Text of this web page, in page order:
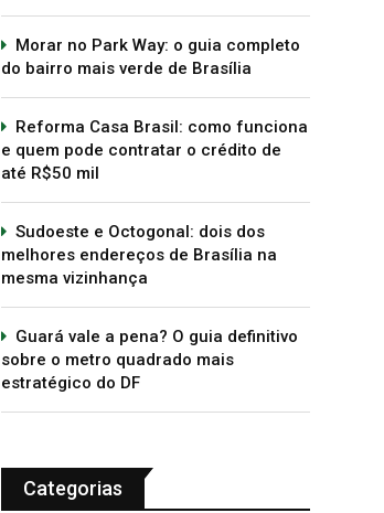
Morar no Park Way: o guia completo
do bairro mais verde de Brasília
Reforma Casa Brasil: como funciona
e quem pode contratar o crédito de
até R$50 mil
Sudoeste e Octogonal: dois dos
melhores endereços de Brasília na
mesma vizinhança
Guará vale a pena? O guia definitivo
sobre o metro quadrado mais
estratégico do DF
Categorias